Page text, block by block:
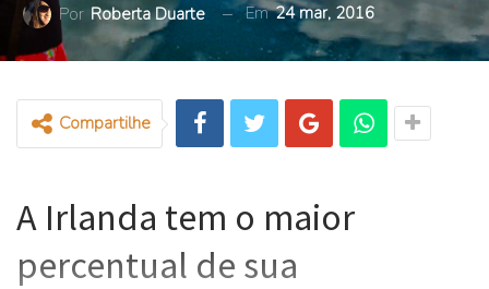
Por Roberta Duarte Em24 mar, 2016
Compartilhe
A Irlanda tem o maior
percentual de sua